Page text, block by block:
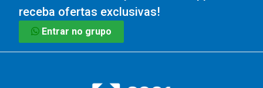
receba ofertas exclusivas!
Entrar no grupo